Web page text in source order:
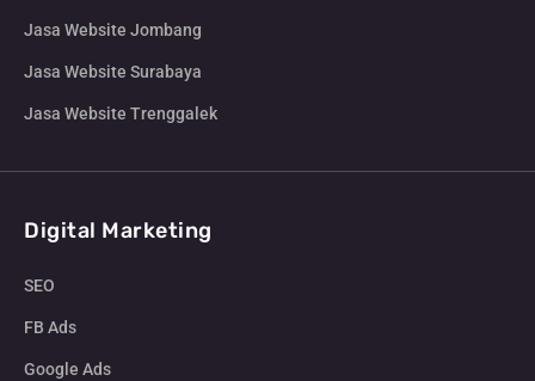
Jasa Website Jombang
Jasa Website Surabaya
Jasa Website Trenggalek
Digital Marketing
SEO
FB Ads
Google Ads